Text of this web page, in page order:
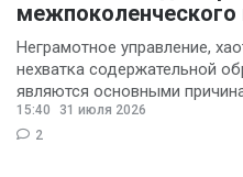
межпоколенческого
Неграмотное управление,
нехватка содержательной
являются основными
раздражения в
15:40
31 июля 2026
2